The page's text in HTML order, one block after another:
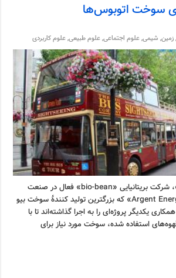
سوخت اتوبوس‌ها
,زمین, شیمی,علوم اجتماعی,علوم طبیعی,علوم کاربردی
شرکت نفت و گاز «شل»، شرکت بریتانیایی «bio-bean» فعال در صنعت
انرژی سبز و شرکت «Argent Energy» که بزرگترین تولید کنندۀ سوخت بیو‌
یکدیگر پروژه‌ای را به اجرا گذاشته‌اند تا با
استفاده شده، سوخت مورد نیاز برای